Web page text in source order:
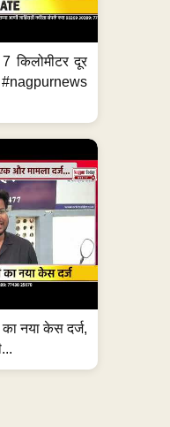
7 किलोमीटर दूर
#nagpurnews
नया केस दर्ज,